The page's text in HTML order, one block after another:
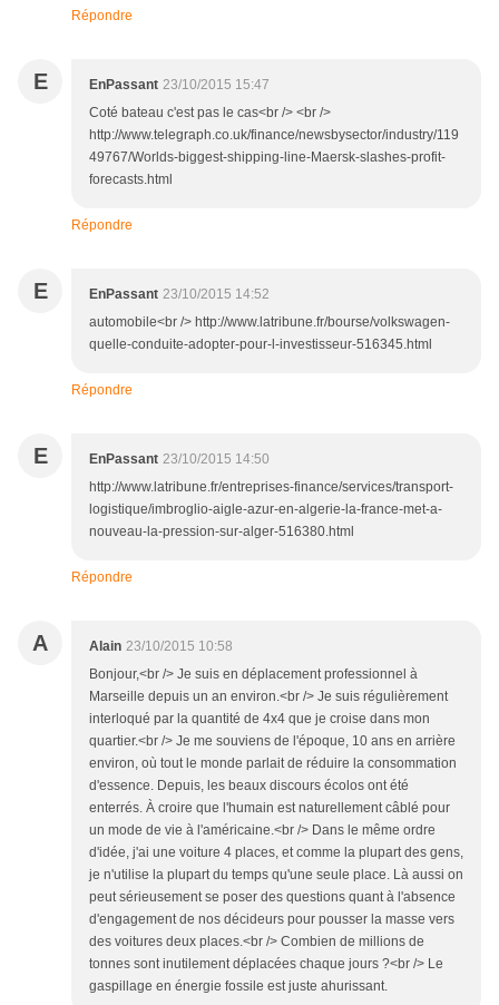
Répondre
E EnPassant 23/10/2015 15:47
Coté bateau c'est pas le cas<br /> <br />
http://www.telegraph.co.uk/finance/newsbysector/industry/119
49767/Worlds-biggest-shipping-line-Maersk-slashes-profit-
forecasts.html
Répondre
E EnPassant 23/10/2015 14:52
automobile<br /> http://www.latribune.fr/bourse/volkswagen-
quelle-conduite-adopter-pour-l-investisseur-516345.html
Répondre
E EnPassant 23/10/2015 14:50
http://www.latribune.fr/entreprises-finance/services/transport-
logistique/imbroglio-aigle-azur-en-algerie-la-france-met-a-
nouveau-la-pression-sur-alger-516380.html
Répondre
A Alain 23/10/2015 10:58
Bonjour,<br /> Je suis en déplacement professionnel à
Marseille depuis un an environ.<br /> Je suis régulièrement
interloqué par la quantité de 4x4 que je croise dans mon
quartier.<br /> Je me souviens de l'époque, 10 ans en arrière
environ, où tout le monde parlait de réduire la consommation
d'essence. Depuis, les beaux discours écolos ont été
enterrés. À croire que l'humain est naturellement câblé pour
un mode de vie à l'américaine.<br /> Dans le même ordre
d'idée, j'ai une voiture 4 places, et comme la plupart des gens,
je n'utilise la plupart du temps qu'une seule place. Là aussi on
peut sérieusement se poser des questions quant à l'absence
d'engagement de nos décideurs pour pousser la masse vers
des voitures deux places.<br /> Combien de millions de
tonnes sont inutilement déplacées chaque jours ?<br /> Le
gaspillage en énergie fossile est juste ahurissant.